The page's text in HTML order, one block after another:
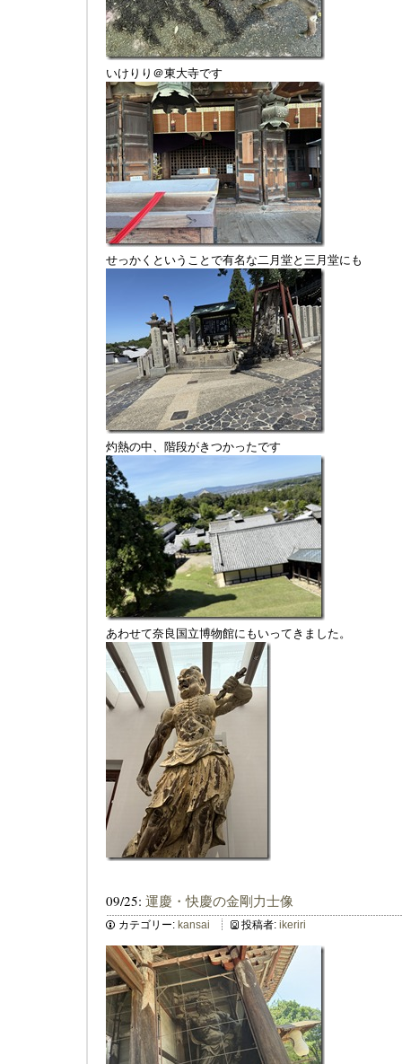
いけりり＠東大寺です
せっかくということで有名な二月堂と三月堂にも
灼熱の中、階段がきつかったです
あわせて奈良国立博物館にもいってきました。
09/25: 運慶・快慶の金剛力士像
カテゴリー: kansai 投稿者: ikeriri